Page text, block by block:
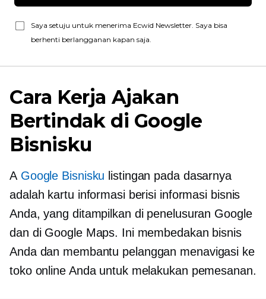
Saya setuju untuk menerima Ecwid Newsletter. Saya bisa
berhenti berlangganan kapan saja.
Cara Kerja Ajakan
Bertindak di Google
Bisnisku
A Google Bisnisku listingan pada dasarnya
adalah kartu informasi berisi informasi bisnis
Anda, yang ditampilkan di penelusuran Google
dan di Google Maps. Ini membedakan bisnis
Anda dan membantu pelanggan menavigasi ke
toko online Anda untuk melakukan pemesanan.